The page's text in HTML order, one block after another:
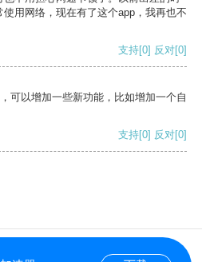
用网络，现在有了这个app，我再也不
支持[0] 反对[0]
可以增加一些新功能，比如增加一个自
支持[0] 反对[0]